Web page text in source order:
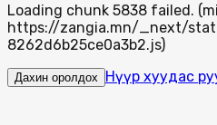
Loading chunk 5838 failed.
https://zangia.mn/_next/
8262d6b25ce0a3b2.js)
Дахин оролдох Нүүр хуудас